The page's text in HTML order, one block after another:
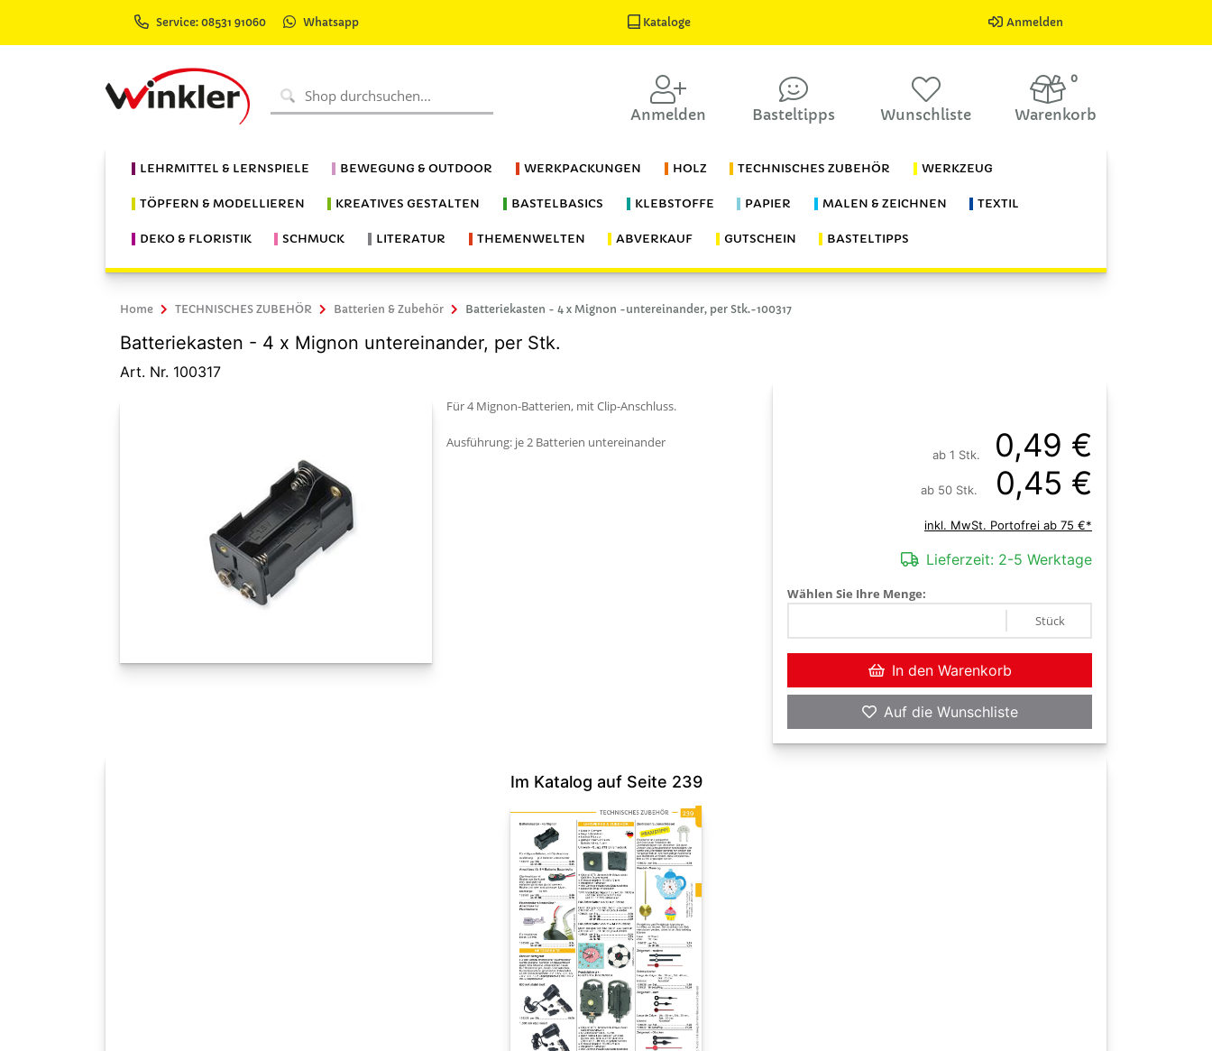
Service: 08531 91060 Whatsapp Kataloge Anmelden
Anmelden Basteltipps Wunschliste
0
Warenkorb
LEHRMITTEL & LERNSPIELE BEWEGUNG & OUTDOOR WERKPACKUNGEN HOLZ TECHNISCHES ZUBEHÖR WERKZEUG
TÖPFERN & MODELLIEREN KREATIVES GESTALTEN BASTELBASICS KLEBSTOFFE PAPIER MALEN & ZEICHNEN TEXTIL
DEKO & FLORISTIK SCHMUCK LITERATUR THEMENWELTEN ABVERKAUF GUTSCHEIN BASTELTIPPS
Home TECHNISCHES ZUBEHÖR Batterien & Zubehör Batteriekasten - 4 x Mignon -untereinander, per Stk.-100317
Batteriekasten - 4 x Mignon untereinander, per Stk.
Art. Nr. 100317
Für 4 Mignon-Batterien, mit Clip-Anschluss.
Ausführung: je 2 Batterien untereinander
ab 1 Stk. 0,49 €
ab 50 Stk. 0,45 €
inkl. MwSt. Portofrei ab 75 €*
Lieferzeit: 2-5 Werktage
Wählen Sie Ihre Menge:
Stück
In den Warenkorb
Auf die Wunschliste
Im Katalog auf Seite 239